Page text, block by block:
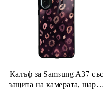
Калъф за Samsung A37 със
защита на камерата, шарен